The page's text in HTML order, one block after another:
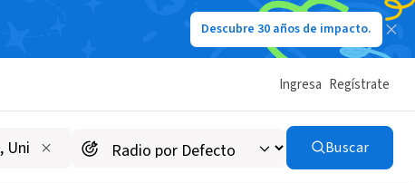
Descubre 30 años de impacto.
Ingresa Regístrate
Buscar
& Warren